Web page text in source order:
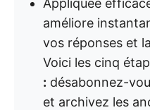
Appliquée
améliore
vos réponses et
Voici les cinq
: désabonnez-
et archivez les